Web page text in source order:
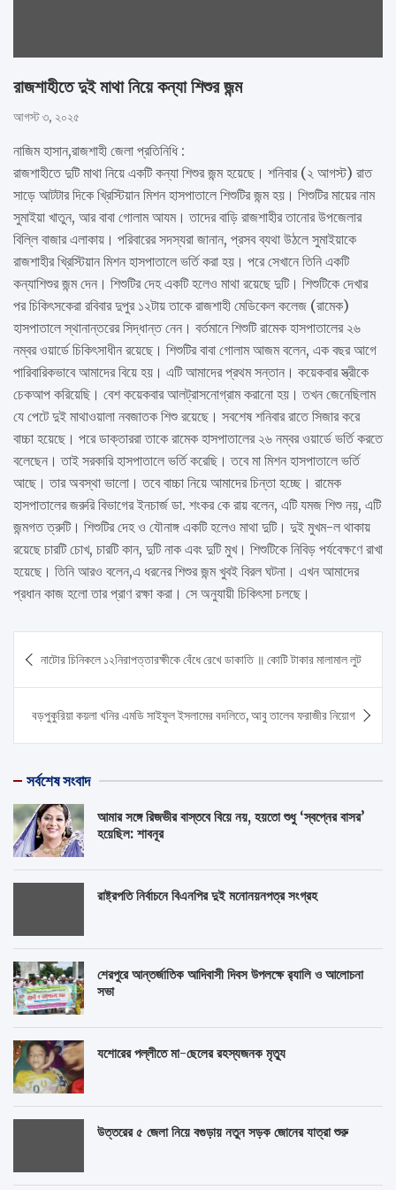
রাজশাহীতে দুই মাথা নিয়ে কন্যা শিশুর জন্ম
আগস্ট ৩, ২০২৫
নাজিম হাসান,রাজশাহী জেলা প্রতিনিধি :
রাজশাহীতে দুটি মাথা নিয়ে একটি কন্যা শিশুর জন্ম হয়েছে। শনিবার (২ আগস্ট) রাত
সাড়ে আটটার দিকে খ্রিস্টিয়ান মিশন হাসপাতালে শিশুটির জন্ম হয়। শিশুটির মায়ের নাম
সুমাইয়া খাতুন, আর বাবা গোলাম আযম। তাদের বাড়ি রাজশাহীর তানোর উপজেলার
বিল্লি বাজার এলাকায়। পরিবারের সদস্যরা জানান, প্রসব ব্যথা উঠলে সুমাইয়াকে
রাজশাহীর খ্রিস্টিয়ান মিশন হাসপাতালে ভর্তি করা হয়। পরে সেখানে তিনি একটি
কন্যাশিশুর জন্ম দেন। শিশুটির দেহ একটি হলেও মাথা রয়েছে দুটি। শিশুটিকে দেখার
পর চিকিৎসকেরা রবিবার দুপুর ১২টায় তাকে রাজশাহী মেডিকেল কলেজ (রামেক)
হাসপাতালে স্থানান্তরের সিদ্ধান্ত নেন। বর্তমানে শিশুটি রামেক হাসপাতালের ২৬
নম্বর ওয়ার্ডে চিকিৎসাধীন রয়েছে। শিশুটির বাবা গোলাম আজম বলেন, এক বছর আগে
পারিবারিকভাবে আমাদের বিয়ে হয়। এটি আমাদের প্রথম সন্তান। কয়েকবার স্ত্রীকে
চেকআপ করিয়েছি। বেশ কয়েকবার আলট্রাসনোগ্রাম করানো হয়। তখন জেনেছিলাম
যে পেটে দুই মাথাওয়ালা নবজাতক শিশু রয়েছে। সবশেষ শনিবার রাতে সিজার করে
বাচ্চা হয়েছে। পরে ডাক্তাররা তাকে রামেক হাসপাতালের ২৬ নম্বর ওয়ার্ডে ভর্তি করতে
বলেছেন। তাই সরকারি হাসপাতালে ভর্তি করেছি। তবে মা মিশন হাসপাতালে ভর্তি
আছে। তার অবস্থা ভালো। তবে বাচ্চা নিয়ে আমাদের চিন্তা হচ্ছে। রামেক
হাসপাতালের জরুরি বিভাগের ইনচার্জ ডা. শংকর কে রায় বলেন, এটি যমজ শিশু নয়, এটি
জন্মগত ত্রুটি। শিশুটির দেহ ও যৌনাঙ্গ একটি হলেও মাথা দুটি। দুই মুখম-ল থাকায়
রয়েছে চারটি চোখ, চারটি কান, দুটি নাক এবং দুটি মুখ। শিশুটিকে নিবিড় পর্যবেক্ষণে রাখা
হয়েছে। তিনি আরও বলেন,এ ধরনের শিশুর জন্ম খুবই বিরল ঘটনা। এখন আমাদের
প্রধান কাজ হলো তার প্রাণ রক্ষা করা। সে অনুযায়ী চিকিৎসা চলছে।
navigation
নাটোর চিনিকলে ১২নিরাপত্তারক্ষীকে বেঁধে রেখে ডাকাতি ॥ কোটি টাকার মালামাল লুট
বড়পুকুরিয়া কয়লা খনির এমডি সাইফুল ইসলামের বদলিতে, আবু তালেব ফরাজীর নিয়োগ
সর্বশেষ সংবাদ
আমার সঙ্গে রিজভীর বাস্তবে বিয়ে নয়, হয়তো শুধু ‘স্বপ্নের বাসর’
হয়েছিল: শাবনূর
রাষ্ট্রপতি নির্বাচনে বিএনপির দুই মনোনয়নপত্র সংগ্রহ
শেরপুরে আন্তর্জাতিক আদিবাসী দিবস উপলক্ষে র‌্যালি ও আলোচনা
সভা
যশোরের পল্লীতে মা-ছেলের রহস্যজনক মৃত্যু
উত্তরের ৫ জেলা নিয়ে বগুড়ায় নতুন সড়ক জোনের যাত্রা শুরু